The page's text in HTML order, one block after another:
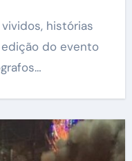
do evento